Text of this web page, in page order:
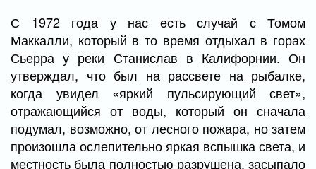
С 1972 года у нас есть случай с Томом
Маккалли, который в то время отдыхал в горах
Сьерра у реки Станислав в Калифорнии. Он
утверждал, что был на рассвете на рыбалке,
когда увидел «яркий пульсирующий свет»,
отражающийся от воды, который он сначала
подумал, возможно, от лесного пожара, но затем
произошла ослепительно яркая вспышка света, и
местность была полностью разрушена. засыпало